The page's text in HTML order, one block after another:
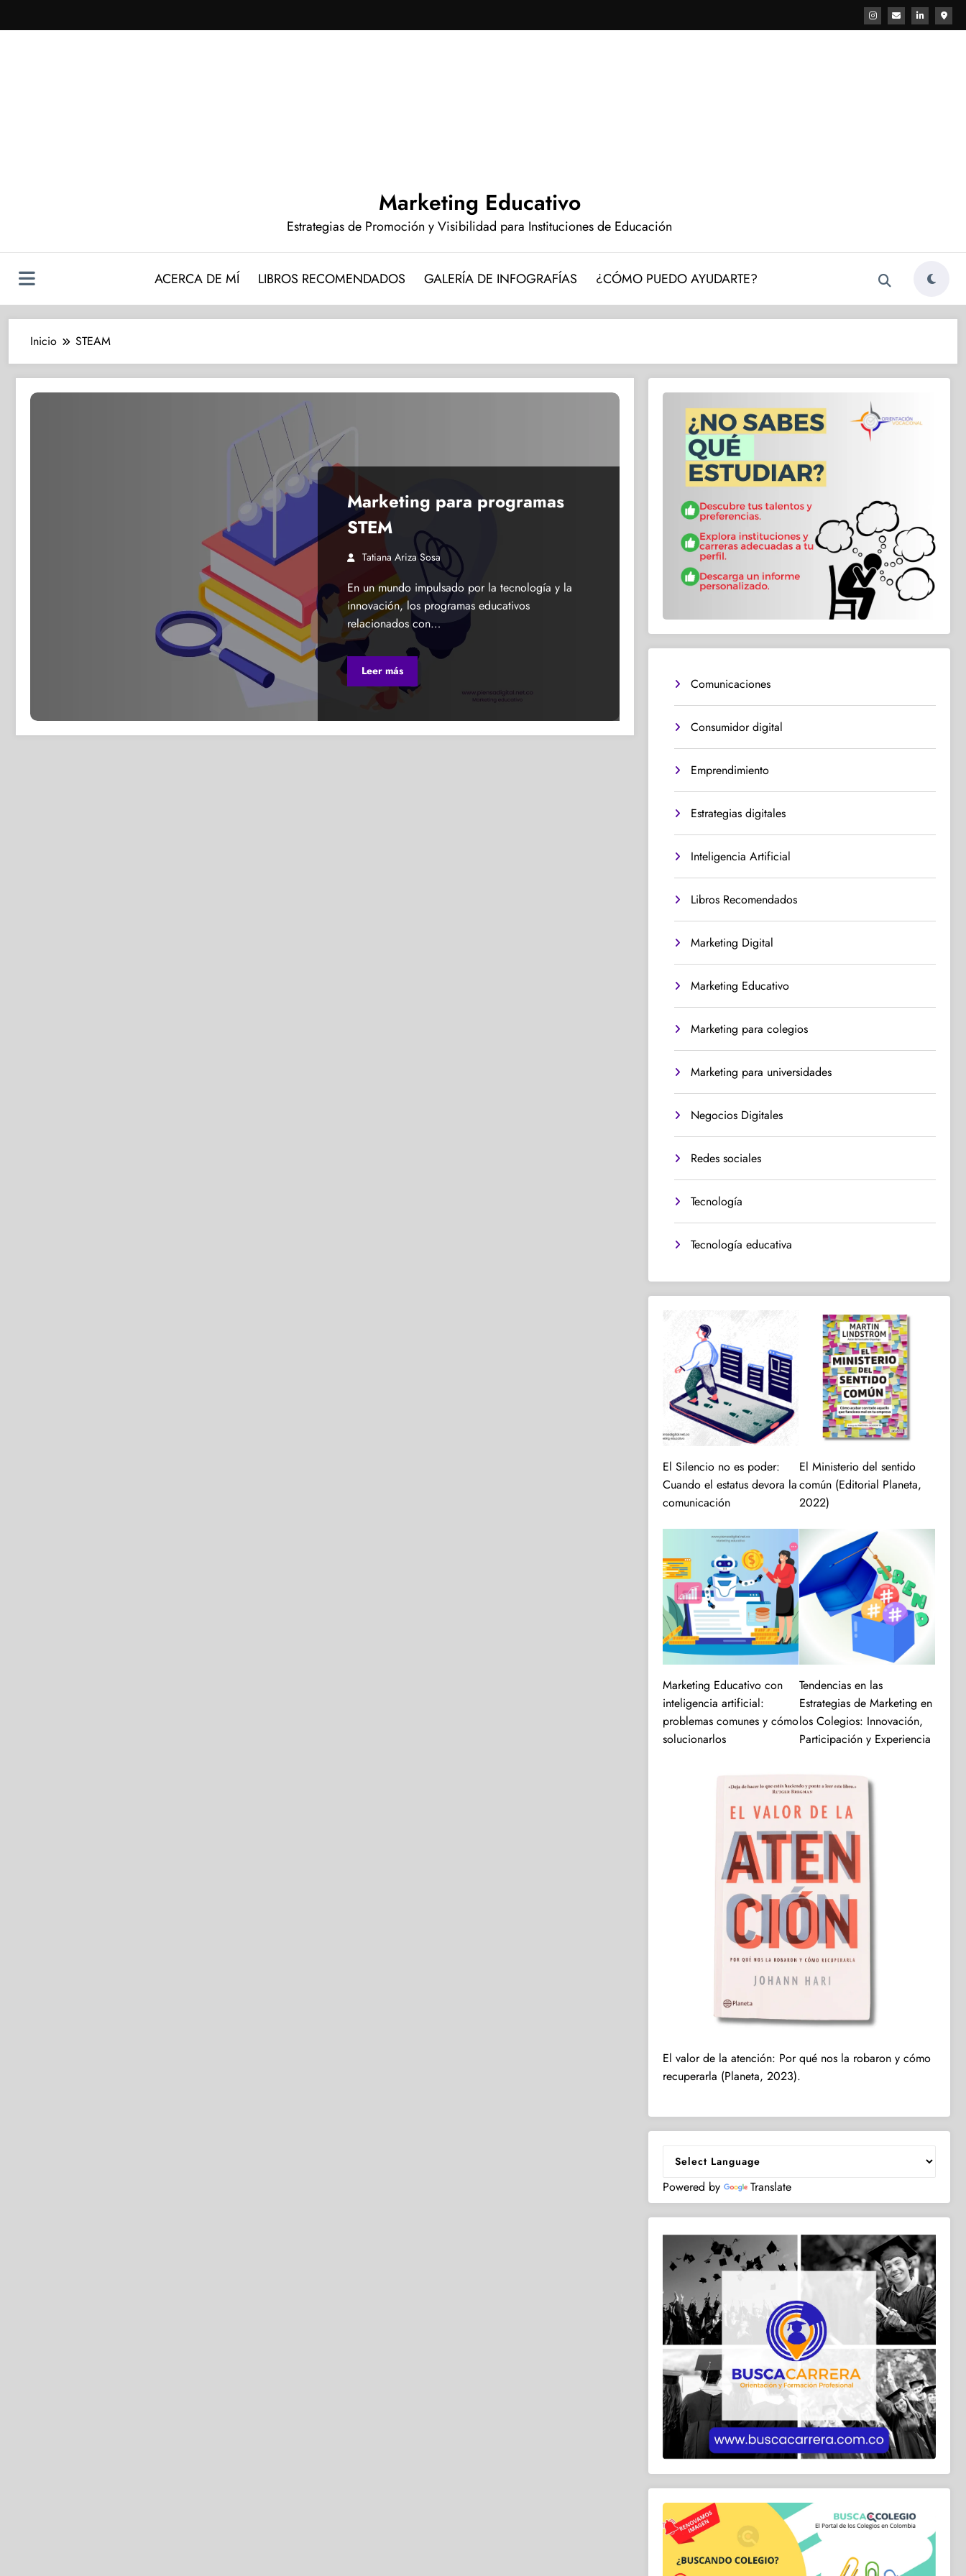
al
Marketing Educativo
Estrategias de Promoción y Visibilidad para Instituciones de Educación
ACERCA DE MÍ LIBROS RECOMENDADOS GALERÍA DE INFOGRAFÍAS ¿CÓMO PUEDO AYUDARTE?
Inicio STEAM
Marketing para programas
STEM
Tatiana Ariza Sosa
En un mundo impulsado por la tecnología y la
innovación, los programas educativos
relacionados con…
Leer más
Comunicaciones
Consumidor digital
Emprendimiento
Estrategias digitales
Inteligencia Artificial
Libros Recomendados
Marketing Digital
Marketing Educativo
Marketing para colegios
Marketing para universidades
Negocios Digitales
Redes sociales
Tecnología
Tecnología educativa
El Silencio no es poder:
Cuando el estatus devora la
comunicación
El Ministerio del sentido
común (Editorial Planeta,
2022)
Marketing Educativo con
inteligencia artificial:
problemas comunes y cómo
solucionarlos
Tendencias en las
Estrategias de Marketing en
los Colegios: Innovación,
Participación y Experiencia
El valor de la atención: Por qué nos la robaron y cómo
recuperarla (Planeta, 2023).
Powered by Translate